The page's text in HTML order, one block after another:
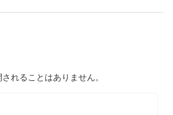
れることはありません。